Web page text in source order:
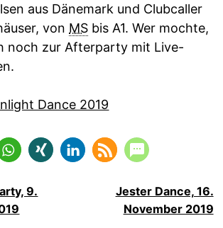
aus Dänemark und Clubcaller
von MS bis A1. Wer mochte,
noch zur Afterparty mit Live-
Dance 2019
9.
Jester Dance, 16.
November 2019